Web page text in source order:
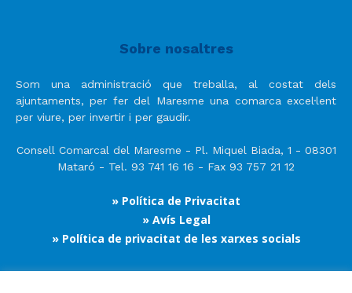
Sobre nosaltres
Som una administració que treballa, al costat dels
ajuntaments, per fer del Maresme una comarca excel·lent
per viure, per invertir i per gaudir.
Consell Comarcal del Maresme - Pl. Miquel Biada, 1 - 08301
Mataró - Tel. 93 741 16 16 - Fax 93 757 21 12
» Política de Privacitat
» Avís Legal
» Política de privacitat de les xarxes socials